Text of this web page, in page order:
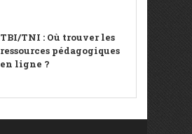
TBI/TNI : Où trouver les
ressources pédagogiques
en ligne ?